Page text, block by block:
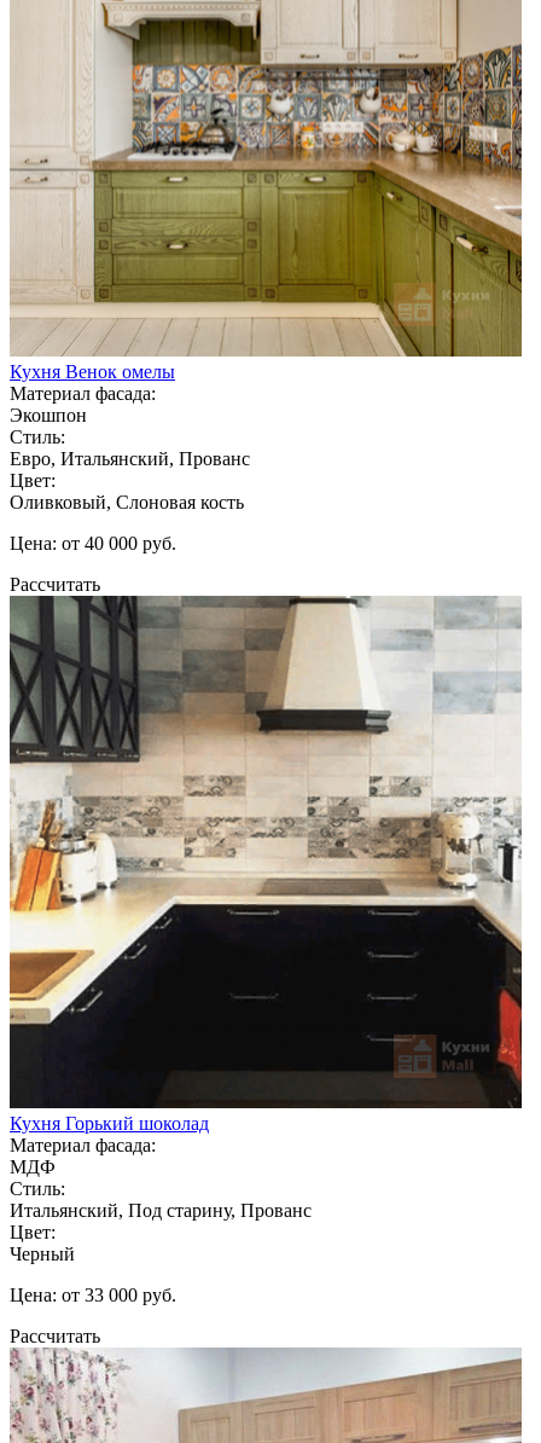
Кухня Венок омелы
Материал фасада:
Экошпон
Стиль:
Евро, Итальянский, Прованс
Цвет:
Оливковый, Слоновая кость
Цена: от 40 000 руб.
Рассчитать
Кухня Горький шоколад
Материал фасада:
МДФ
Стиль:
Итальянский, Под старину, Прованс
Цвет:
Черный
Цена: от 33 000 руб.
Рассчитать